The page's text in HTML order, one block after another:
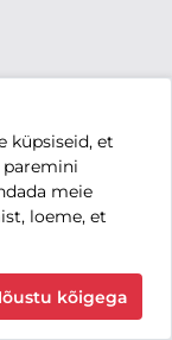
küpsiseid, et
paremini
meie
loeme, et
kõigega